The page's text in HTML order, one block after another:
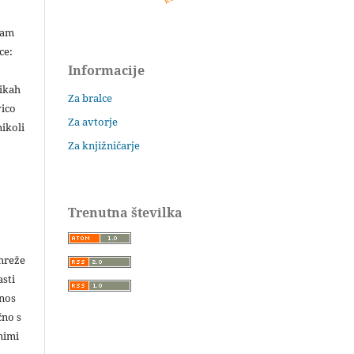
s
Informacije
Za bralce
Za avtorje
Za knjižničarje
Trenutna številka